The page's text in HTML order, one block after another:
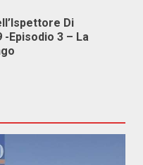
Di
-Episodio 3 – La